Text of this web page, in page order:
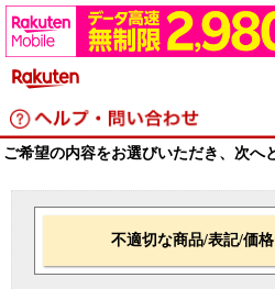
ご希望の内容をお選びいただき、次へ
不適切な商品/表記/価